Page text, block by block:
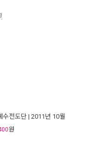
수전도단| 2011년 10월
원